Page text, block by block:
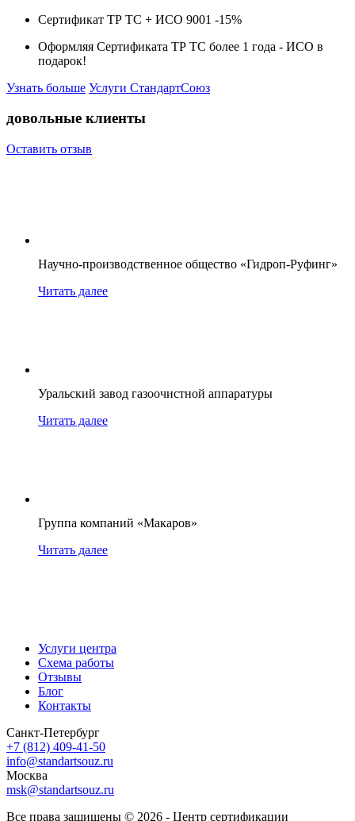
Сертификат ТР ТС + ИСО 9001 -15%
Оформляя Сертификата ТР ТС более 1 года - ИСО в
подарок!
Узнать больше Услуги СтандартСоюз
довольные клиенты
Оставить отзыв
Научно-производственное общество «Гидроп-Руфинг»
Читать далее
Уральский завод газоочистной аппаратуры
Читать далее
Группа компаний «Макаров»
Читать далее
Услуги центра
Схема работы
Отзывы
Блог
Контакты
Санкт-Петербург
+7 (812) 409-41-50
info@standartsouz.ru
Москва
msk@standartsouz.ru
Все права защищены © 2026 - Центр сертификации